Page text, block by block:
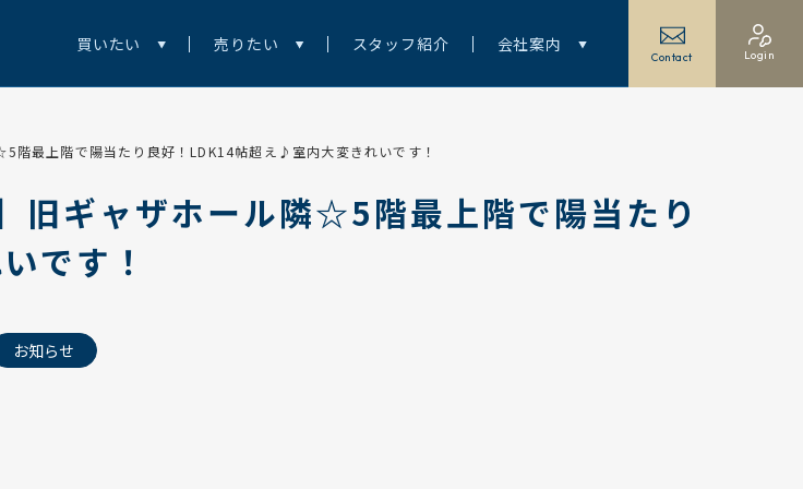
買いたい 売りたい スタッフ紹介 会社案内
Contact Login
階最上階で陽当たり良好！LDK14帖超え♪室内大変きれいです！
旧ギャザホール隣☆5階最上階で陽当たり
です！
お知らせ